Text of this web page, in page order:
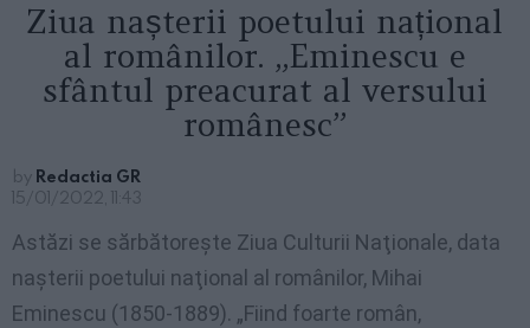
Ziua nașterii poetului național
al românilor. „Eminescu e
sfântul preacurat al versului
românesc”
by Redactia GR
15/01/2022, 11:43
Astăzi se sărbătorește Ziua Culturii Naţionale, data
naşterii poetului naţional al românilor, Mihai
Eminescu (1850-1889). „Fiind foarte român,